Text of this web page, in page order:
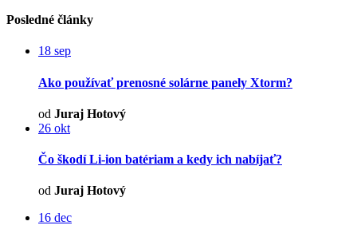
Posledné články
18 sep
Ako používať prenosné solárne panely Xtorm?
od Juraj Hotový
26 okt
Čo škodí Li-ion batériam a kedy ich nabíjať?
od Juraj Hotový
16 dec